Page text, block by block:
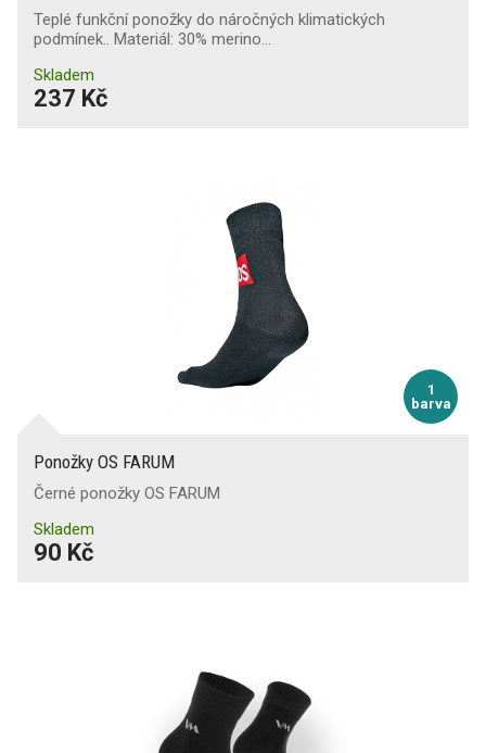
Teplé funkční ponožky do náročných klimatických
podmínek.. Materiál: 30% merino…
Skladem
237 Kč
1
barva
Ponožky OS FARUM
Černé ponožky OS FARUM
Skladem
90 Kč